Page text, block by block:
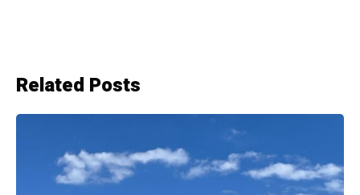
VIAJES Y VISITAS CULTURALES
ARQUEOLOGÍA
DESDE MI VENTANA
ASOCIACIONES DE PATRIMONIO
ALCAZABA
DEFENSA DEL PATRIMONIO
PATRIMONIO HISTÓRICO DE ALMERÍA
PATRIMONIO ALMERIENSE
CONFERENCIAS
PLAZA VIEJA
VIAJES
MURALLA DE JAYRÁN